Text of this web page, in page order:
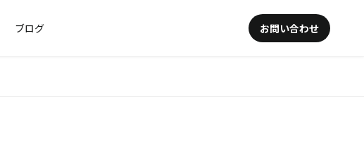
ブログ お問い合わせ